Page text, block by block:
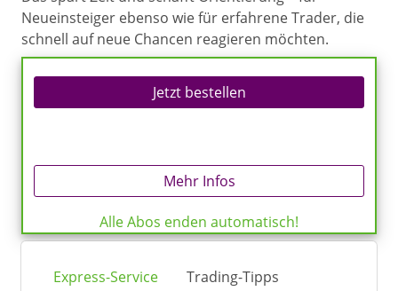
Neueinsteiger ebenso wie für erfahrene Trader, die
schnell auf neue Chancen reagieren möchten.
Jetzt bestellen
Mehr Infos
Alle Abos enden automatisch!
Express-Service Trading-Tipps